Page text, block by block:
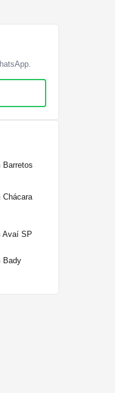
Barretos
Chácara
Avaí SP
Bady